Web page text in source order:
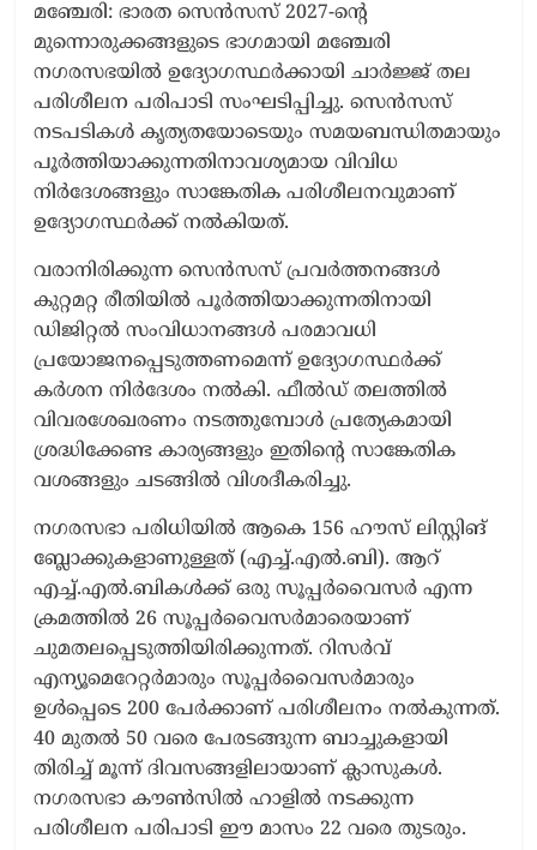
മഞ്ചേരി: ഭാരത സെൻസസ് 2027-ന്‍റെ
മുന്നൊരുക്കങ്ങളുടെ ഭാഗമായി മഞ്ചേരി
നഗരസഭയിൽ ഉദ്യോഗസ്ഥർക്കായി ചാർജ്ജ് തല
പരിശീലന പരിപാടി സംഘടിപ്പിച്ചു. സെൻസസ്
നടപടികൾ കൃത്യതയോടെയും സമയബന്ധിതമായും
പൂർത്തിയാക്കുന്നതിനാവശ്യമായ വിവിധ
നിർദേശങ്ങളും സാങ്കേതിക പരിശീലനവുമാണ്
ഉദ്യോഗസ്ഥർക്ക് നൽകിയത്.
വരാനിരിക്കുന്ന സെൻസസ് പ്രവർത്തനങ്ങൾ
കുറ്റമറ്റ രീതിയിൽ പൂർത്തിയാക്കുന്നതിനായി
ഡിജിറ്റൽ സംവിധാനങ്ങൾ പരമാവധി
പ്രയോജനപ്പെടുത്തണമെന്ന് ഉദ്യോഗസ്ഥർക്ക്
കർശന നിർദേശം നൽകി. ഫീൽഡ് തലത്തിൽ
വിവരശേഖരണം നടത്തുമ്പോൾ പ്രത്യേകമായി
ശ്രദ്ധിക്കേണ്ട കാര്യങ്ങളും ഇതിന്റെ സാങ്കേതിക
വശങ്ങളും ചടങ്ങിൽ വിശദീകരിച്ചു.
നഗരസഭാ പരിധിയിൽ ആകെ 156 ഹൗസ് ലിസ്റ്റിങ്
ബ്ലോക്കുകളാണുള്ളത് (എച്ച്.എൽ.ബി). ആറ്
എച്ച്.എൽ.ബികൾക്ക് ഒരു സൂപ്പർവൈസർ എന്ന
ക്രമത്തിൽ 26 സൂപ്പർവൈസർമാരെയാണ്
ചുമതലപ്പെടുത്തിയിരിക്കുന്നത്. റിസർവ്
എന്യൂമെറേറ്റർമാരും സൂപ്പർവൈസർമാരും
ഉൾപ്പെടെ 200 പേർക്കാണ് പരിശീലനം നൽകുന്നത്.
40 മുതൽ 50 വരെ പേരടങ്ങുന്ന ബാച്ചുകളായി
തിരിച്ച് മൂന്ന് ദിവസങ്ങളിലായാണ് ക്ലാസുകൾ.
നഗരസഭാ കൗൺസിൽ ഹാളിൽ നടക്കുന്ന
പരിശീലന പരിപാടി ഈ മാസം 22 വരെ തുടരും.